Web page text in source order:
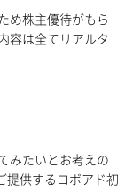
め株主優待がもら
容は全てリアルタ
みたいとお考えの
提供するロボアド初